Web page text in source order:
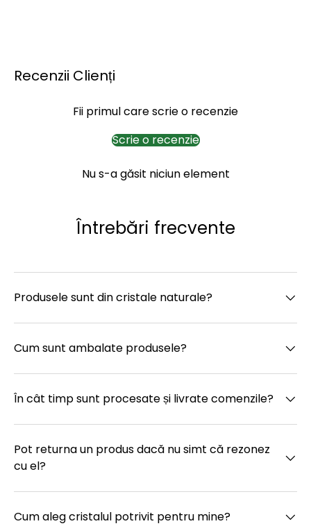
Recenzii Clienți
Fii primul care scrie o recenzie
Scrie o recenzie
Nu s-a găsit niciun element
Întrebări frecvente
Produsele sunt din cristale naturale?
Cum sunt ambalate produsele?
În cât timp sunt procesate și livrate comenzile?
Pot returna un produs dacă nu simt că rezonez
cu el?
Cum aleg cristalul potrivit pentru mine?